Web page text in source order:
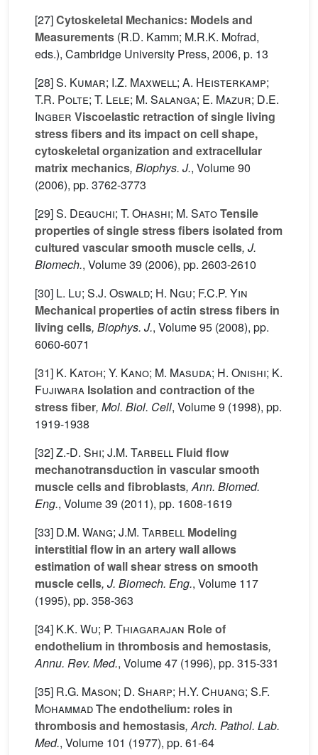
[27]Cytoskeletal Mechanics: Models and
Measurements (R.D. Kamm; M.R.K. Mofrad,
eds.), Cambridge University Press, 2006, p. 13
[28]S. Kumar; I.Z. Maxwell; A. Heisterkamp;
T.R. Polte; T. Lele; M. Salanga; E. Mazur; D.E.
Ingber Viscoelastic retraction of single living
stress fibers and its impact on cell shape,
cytoskeletal organization and extracellular
matrix mechanics, Biophys. J., Volume 90
(2006), pp. 3762-3773
[29]S. Deguchi; T. Ohashi; M. SatoTensile
properties of single stress fibers isolated from
cultured vascular smooth muscle cells, J.
Biomech., Volume 39 (2006), pp. 2603-2610
[30] L. Lu; S.J. Oswald; H. Ngu; F.C.P. Yin
Mechanical properties of actin stress fibers in
living cells, Biophys. J., Volume 95 (2008), pp.
6060-6071
[31] K. Katoh; Y. Kano; M. Masuda; H. Onishi; K.
Fujiwara Isolation and contraction of the
stress fiber, Mol. Biol. Cell, Volume 9 (1998), pp.
1919-1938
[32]Z.-D. Shi; J.M. Tarbell Fluid flow
mechanotransduction in vascular smooth
muscle cells and fibroblasts, Ann. Biomed.
Eng., Volume 39 (2011), pp. 1608-1619
[33] D.M. Wang; J.M. Tarbell Modeling
interstitial flow in an artery wall allows
estimation of wall shear stress on smooth
muscle cells, J. Biomech. Eng., Volume 117
(1995), pp. 358-363
[34] K.K. Wu; P. Thiagarajan Role of
endothelium in thrombosis and hemostasis,
Annu. Rev. Med., Volume 47 (1996), pp. 315-331
[35] R.G. Mason; D. Sharp; H.Y. Chuang; S.F.
MohammadThe endothelium: roles in
thrombosis and hemostasis, Arch. Pathol. Lab.
Med., Volume 101 (1977), pp. 61-64